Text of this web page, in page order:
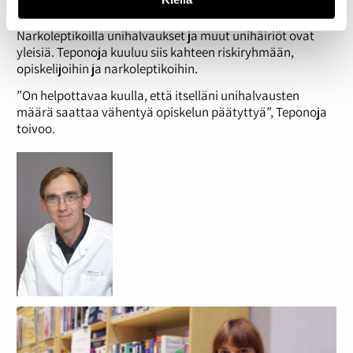
Narkoleptikoilla unihalvaukset ja muut unihäiriöt ovat
yleisiä. Teponoja kuuluu siis kahteen riskiryhmään,
opiskelijoihin ja narkoleptikoihin.
”On helpottavaa kuulla, että itselläni unihalvausten
määrä saattaa vähentyä opiskelun päätyttyä”, Teponoja
toivoo.